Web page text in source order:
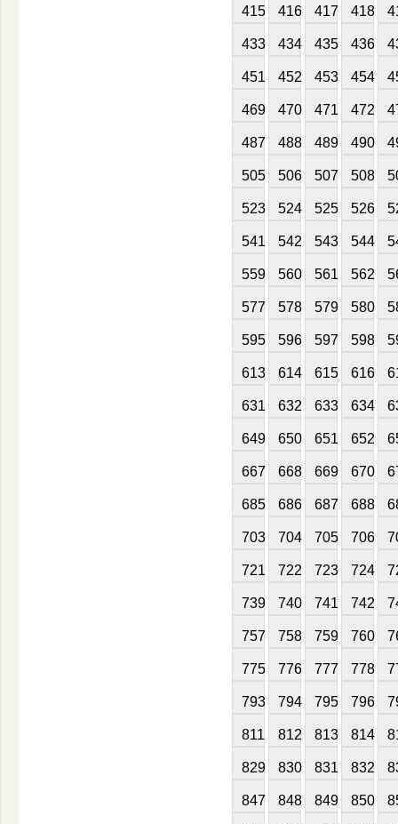
415 416 417 418
433 434 435 436
451 452 453 454
469 470 471 472
487 488 489 490
505 506 507 508
523 524 525 526
541 542 543 544
559 560 561 562
577 578 579 580
595 596 597 598
613 614 615 616
631 632 633 634
649 650 651 652
667 668 669 670
685 686 687 688
703 704 705 706
721 722 723 724
739 740 741 742
757 758 759 760
775 776 777 778
793 794 795 796
811 812 813 814
829 830 831 832
847 848 849 850